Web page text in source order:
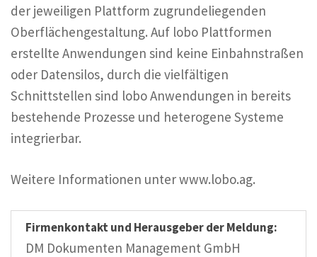
der jeweiligen Plattform zugrundeliegenden
Oberflächengestaltung. Auf lobo Plattformen
erstellte Anwendungen sind keine Einbahnstraßen
oder Datensilos, durch die vielfältigen
Schnittstellen sind lobo Anwendungen in bereits
bestehende Prozesse und heterogene Systeme
integrierbar.
Weitere Informationen unter www.lobo.ag.
Firmenkontakt und Herausgeber der Meldung:
DM Dokumenten Management GmbH